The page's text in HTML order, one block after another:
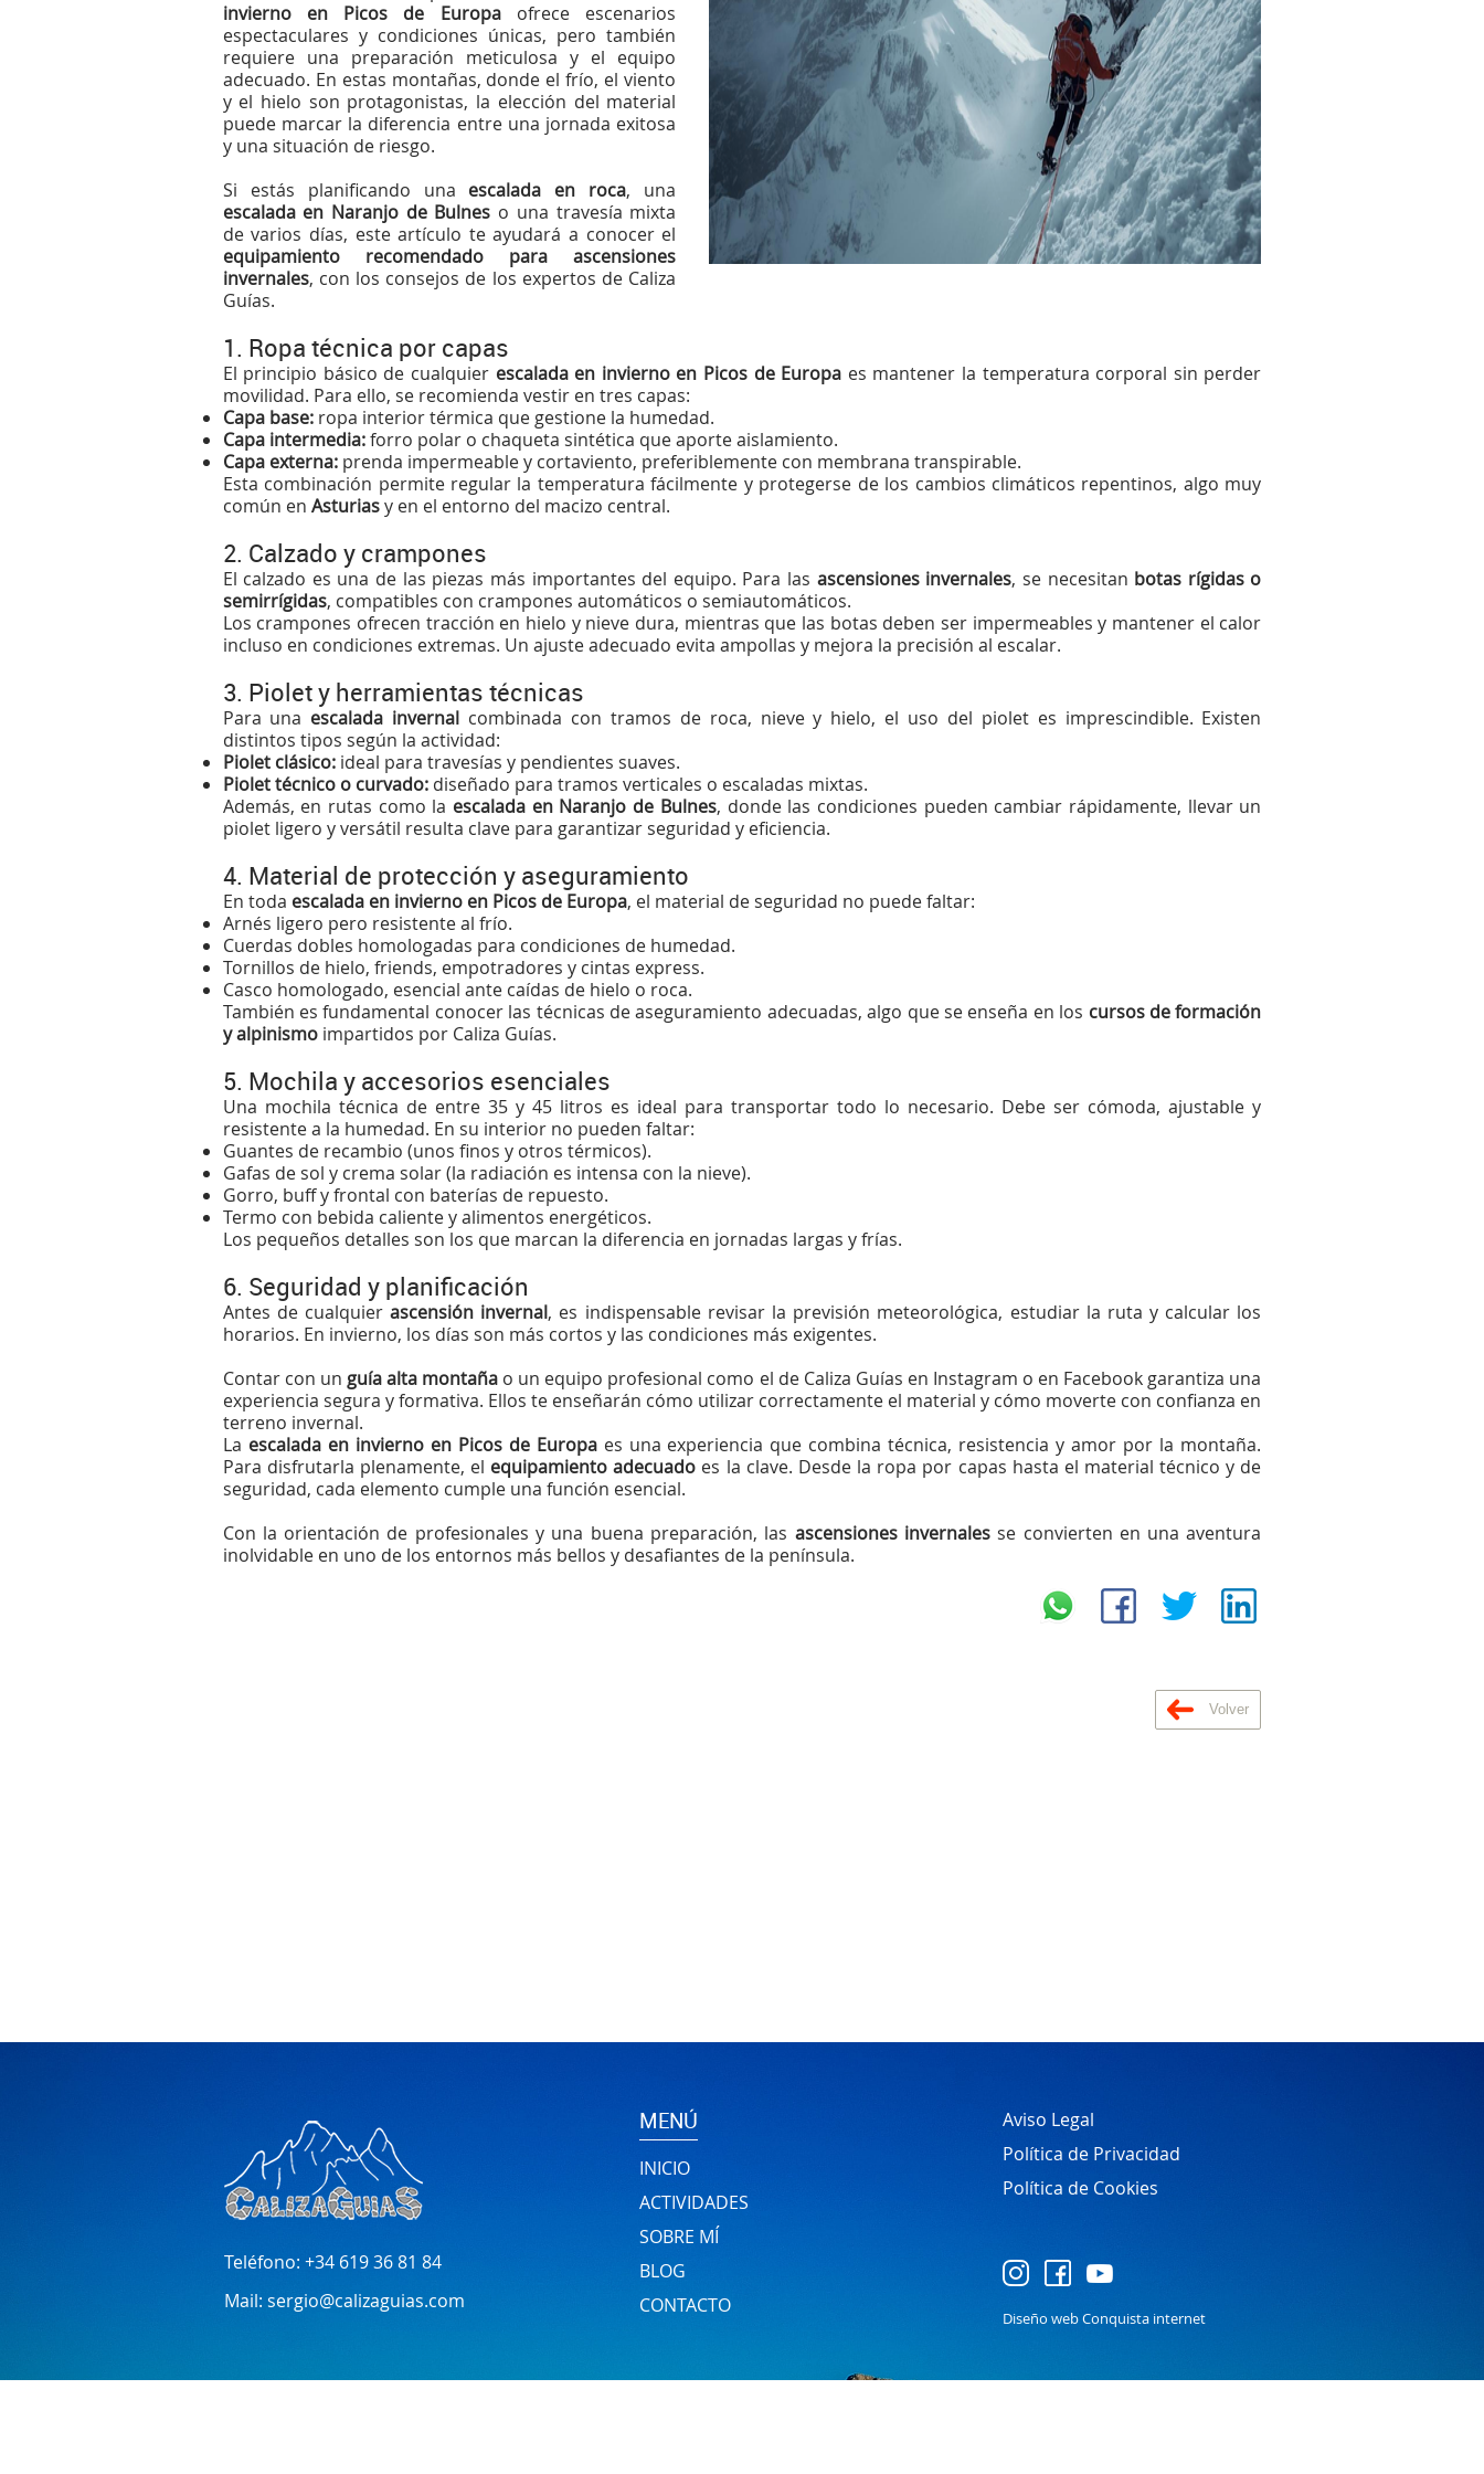
invierno en Picos de Europaofrece escenarios
espectaculares y condiciones únicas, pero también
requiere una preparación meticulosa y el equipo
adecuado. En estas montañas, donde el frío, el viento
y el hielo son protagonistas, la elección del material
puede marcar la diferencia entre una jornada exitosa
y una situación de riesgo.
Si estás planificando una escalada en roca, una
escalada en Naranjo de Bulnes o una travesía mixta
de varios días, este artículo te ayudará a conocer el
equipamiento recomendado para ascensiones
invernales, con los consejos de los expertos de Caliza
Guías.
1. Ropa técnica por capas
El principio básico de cualquier escalada en invierno en Picos de Europa es mantener la temperatura corporal sin perder
movilidad. Para ello, se recomienda vestir en tres capas:
Capa base:ropa interior térmica que gestione la humedad.
Capa intermedia:forro polar o chaqueta sintética que aporte aislamiento.
Capa externa:prenda impermeable y cortaviento, preferiblemente con membrana transpirable.
Esta combinación permite regular la temperatura fácilmente y protegerse de los cambios climáticos repentinos, algo muy
común en Asturiasy en el entorno del macizo central.
2. Calzado y crampones
El calzado es una de las piezas más importantes del equipo. Para las ascensiones invernales, se necesitan botas rígidas o
semirrígidas, compatibles con crampones automáticos o semiautomáticos.
Los crampones ofrecen tracción en hielo y nieve dura, mientras que las botas deben ser impermeables y mantener el calor
incluso en condiciones extremas. Un ajuste adecuado evita ampollas y mejora la precisión al escalar.
3. Piolet y herramientas técnicas
Para una escalada invernal combinada con tramos de roca, nieve y hielo, el uso del piolet es imprescindible. Existen
distintos tipos según la actividad:
Piolet clásico:ideal para travesías y pendientes suaves.
Piolet técnico o curvado:diseñado para tramos verticales o escaladas mixtas.
Además, en rutas como la escalada en Naranjo de Bulnes, donde las condiciones pueden cambiar rápidamente, llevar un
piolet ligero y versátil resulta clave para garantizar seguridad y eficiencia.
4. Material de protección y aseguramiento
En toda escalada en invierno en Picos de Europa, el material de seguridad no puede faltar:
Arnés ligero pero resistente al frío.
Cuerdas dobles homologadas para condiciones de humedad.
Tornillos de hielo, friends, empotradores y cintas express.
Casco homologado, esencial ante caídas de hielo o roca.
También es fundamental conocer las técnicas de aseguramiento adecuadas, algo que se enseña en los cursos de formación
y alpinismoimpartidos por Caliza Guías.
5. Mochila y accesorios esenciales
Una mochila técnica de entre 35 y 45 litros es ideal para transportar todo lo necesario. Debe ser cómoda, ajustable y
resistente a la humedad. En su interior no pueden faltar:
Guantes de recambio (unos finos y otros térmicos).
Gafas de sol y crema solar (la radiación es intensa con la nieve).
Gorro, buff y frontal con baterías de repuesto.
Termo con bebida caliente y alimentos energéticos.
Los pequeños detalles son los que marcan la diferencia en jornadas largas y frías.
6. Seguridad y planificación
Antes de cualquierascensión invernal, es indispensable revisar la previsión meteorológica, estudiar la ruta y calcular los
horarios. En invierno, los días son más cortos y las condiciones más exigentes.
Contar con un guía alta montaña o un equipo profesional como el de Caliza Guías en Instagram o en Facebook garantiza una
experiencia segura y formativa. Ellos te enseñarán cómo utilizar correctamente el material y cómo moverte con confianza en
terreno invernal.
La escalada en invierno en Picos de Europaes una experiencia que combina técnica, resistencia y amor por la montaña.
Para disfrutarla plenamente, el equipamiento adecuado es la clave. Desde la ropa por capas hasta el material técnico y de
seguridad, cada elemento cumple una función esencial.
Con la orientación de profesionales y una buena preparación, las ascensiones invernalesse convierten en una aventura
inolvidable en uno de los entornos más bellos y desafiantes de la península.
Volver
Teléfono: +34 619 36 81 84
Mail: sergio@calizaguias.com
MENÚ
INICIO
ACTIVIDADES
SOBRE MÍ
BLOG
CONTACTO
Aviso Legal
Política de Privacidad
Política de Cookies
Diseño web Conquista internet